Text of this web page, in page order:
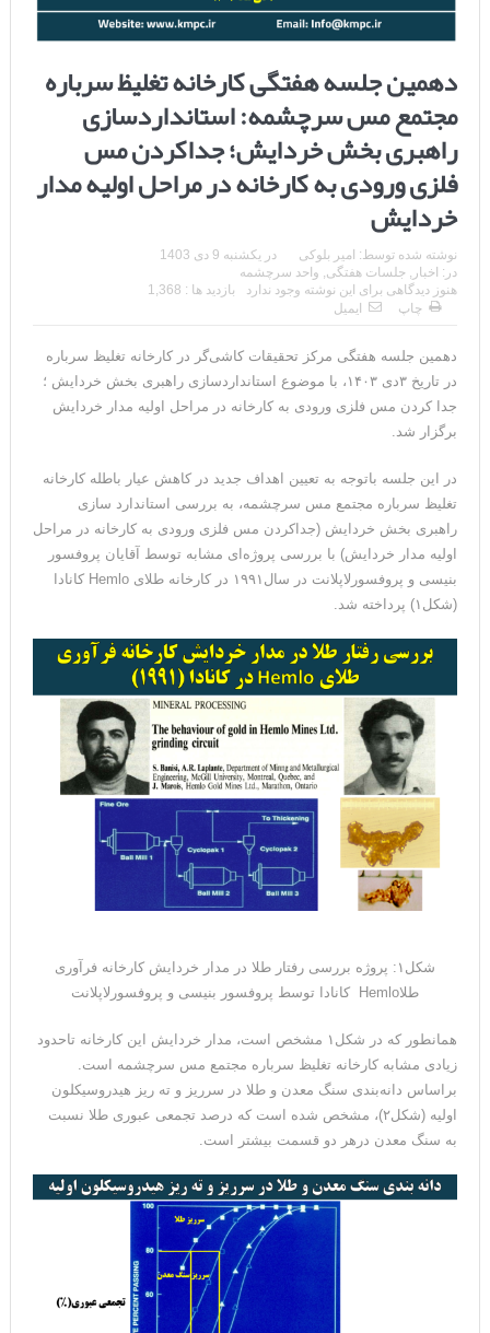
دهمین جلسه هفتگی کارخانه تغلیظ سرباره
مجتمع مس سرچشمه: استانداردسازی
راهبری بخش خردایش؛ جداکردن مس
فلزی ورودی به کارخانه در مراحل اولیه مدار
خردایش
نوشته شده توسط: امیر بلوکی در یکشنبه 9 دی 1403
در: اخبار جلسات هفتگی واحد سرچشمه
هنوز دیدگاهی برای این نوشته وجود ندارد
بازدید ها : 1,368
چاپ
ایمیل
دهمین جلسه هفتگی مرکز تحقیقات کاشی‌گر در کارخانه تغلیظ سرباره
در تاریخ ۳دی ۱۴۰۳، با موضوع استانداردسازی راهبری بخش خردایش ؛
جدا کردن مس فلزی ورودی به کارخانه در مراحل اولیه مدار خردایش
برگزار شد.
در این جلسه باتوجه به تعیین اهداف جدید در کاهش عیار باطله کارخانه
تغلیظ سرباره مجتمع مس سرچشمه، به بررسی استاندارد سازی
راهبری بخش خردایش (جداکردن مس فلزی ورودی به کارخانه در مراحل
اولیه مدار خردایش) با بررسی پروژه‌ای مشابه توسط آقایان پروفسور
بنیسی و پروفسورلاپلانت در سال۱۹۹۱ در کارخانه طلای Hemlo کانادا
(شکل۱) پرداخته شد.
شکل۱: پروژه بررسی رفتار طلا در مدار خردایش کارخانه فرآوری
طلاHemlo کانادا توسط پروفسور بنیسی و پروفسورلاپلانت
همانطور که در شکل۱ مشخص است، مدار خردایش این کارخانه تاحدود
زیادی مشابه کارخانه تغلیظ سرباره مجتمع مس سرچشمه است.
براساس دانه‌بندی سنگ معدن و طلا در سرریز و ته ریز هیدروسیکلون
اولیه (شکل۲)، مشخص شده است که درصد تجمعی عبوری طلا نسبت
به سنگ معدن درهر دو قسمت بیشتر است.